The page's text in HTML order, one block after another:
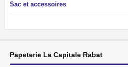
Sac et accessoires
Papeterie La Capitale Rabat